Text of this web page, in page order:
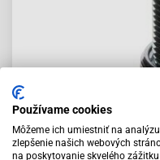
zapaľovacia sviečka
Používame cookies
Môžeme ich umiestniť na
zlepšenie našich webových
na poskytovanie skvelého